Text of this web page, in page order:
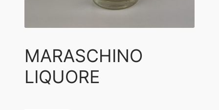
PRIVACY
VIDEO GUIDA
MARASCHINO
LIQUORE